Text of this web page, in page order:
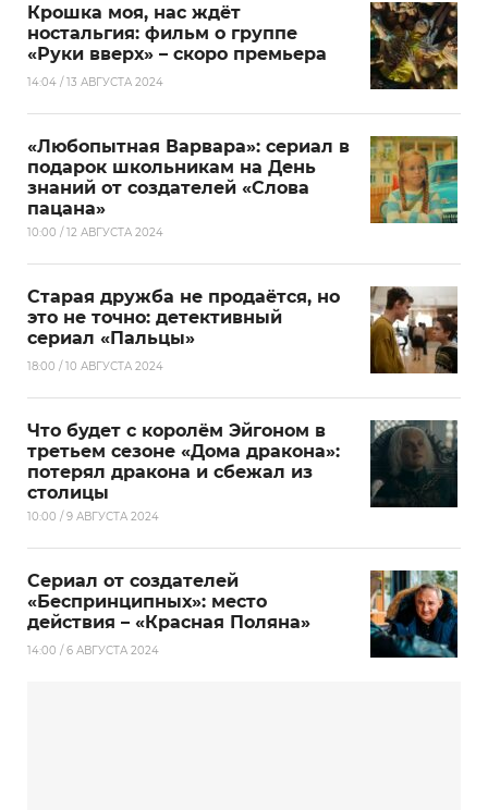
Крошка моя, нас ждёт
ностальгия: фильм о группе
«Руки вверх» – скоро премьера
14:04 / 13 АВГУСТА 2024
«Любопытная Варвара»: сериал в
подарок школьникам на День
знаний от создателей «Слова
пацана»
10:00 / 12 АВГУСТА 2024
Старая дружба не продаётся, но
это не точно: детективный
сериал «Пальцы»
18:00 / 10 АВГУСТА 2024
Что будет с королём Эйгоном в
третьем сезоне «Дома дракона»:
потерял дракона и сбежал из
столицы
10:00 / 9 АВГУСТА 2024
Сериал от создателей
«Беспринципных»: место
действия – «Красная Поляна»
14:00 / 6 АВГУСТА 2024